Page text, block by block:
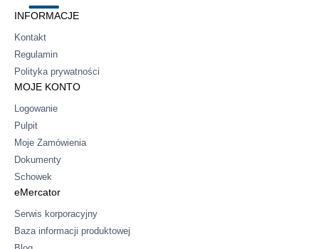
INFORMACJE
Kontakt
Regulamin
Polityka prywatności
MOJE KONTO
Logowanie
Pulpit
Moje Zamówienia
Dokumenty
Schowek
eMercator
Serwis korporacyjny
Baza informacji produktowej